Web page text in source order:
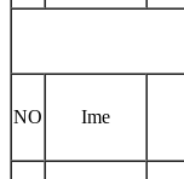
NO Ime